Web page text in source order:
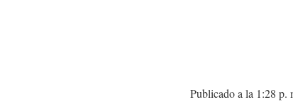
Publicado a la 1:28